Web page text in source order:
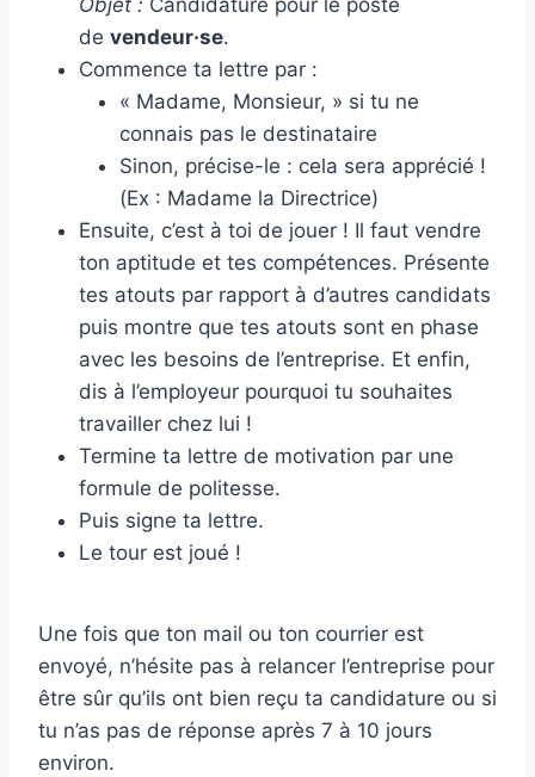
Objet : Candidature pour le poste
de vendeur·se.
Commence ta lettre par :
« Madame, Monsieur, » si tu ne
connais pas le destinataire
Sinon, précise-le : cela sera apprécié !
(Ex : Madame la Directrice)
Ensuite, c’est à toi de jouer ! Il faut vendre
ton aptitude et tes compétences. Présente
tes atouts par rapport à d’autres candidats
puis montre que tes atouts sont en phase
avec les besoins de l’entreprise. Et enfin,
dis à l’employeur pourquoi tu souhaites
travailler chez lui !
Termine ta lettre de motivation par une
formule de politesse.
Puis signe ta lettre.
Le tour est joué !
Une fois que ton mail ou ton courrier est
envoyé, n’hésite pas à relancer l’entreprise pour
être sûr qu’ils ont bien reçu ta candidature ou si
tu n’as pas de réponse après 7 à 10 jours
environ.